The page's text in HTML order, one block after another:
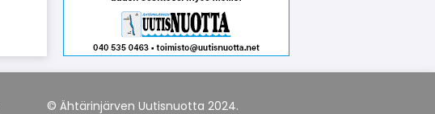
© Ähtärinjärven Uutisnuotta 2024.